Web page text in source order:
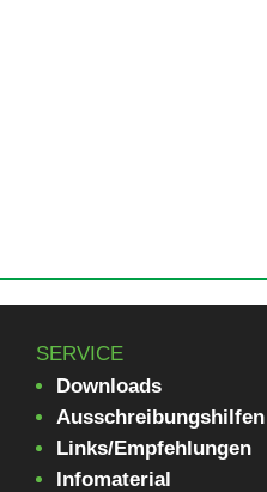
SERVICE
Downloads
Ausschreibungshilfen
Links/Empfehlungen
Infomaterial